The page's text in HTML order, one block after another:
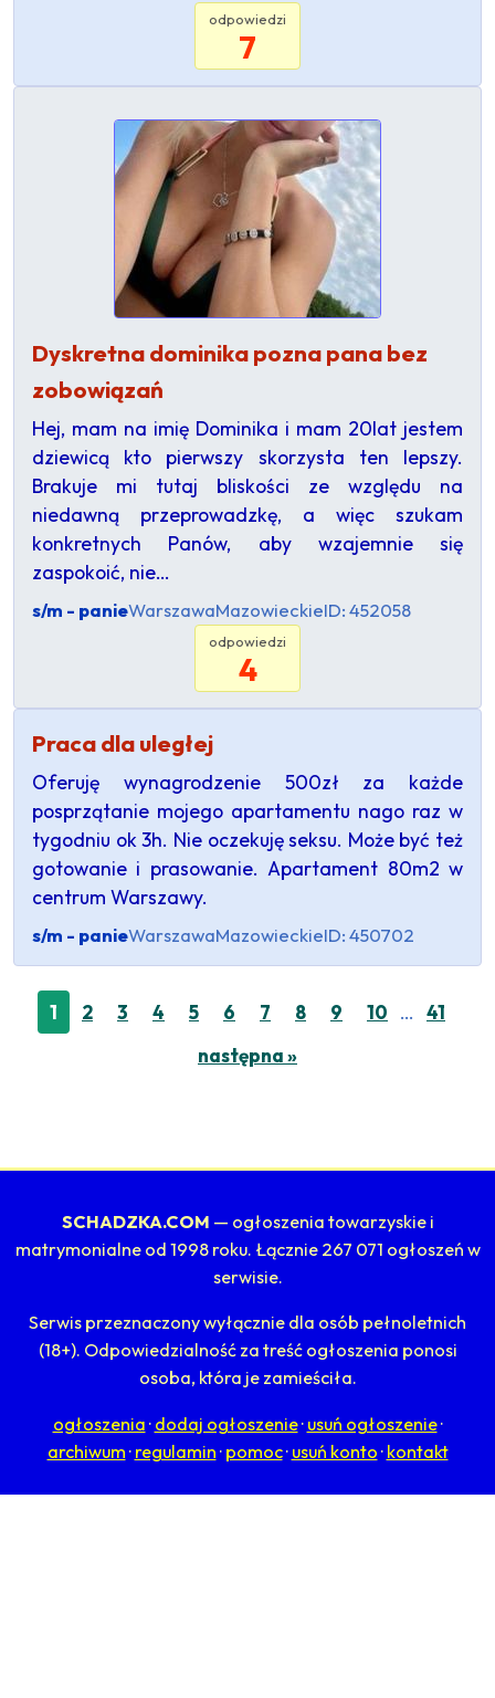
odpowiedzi
7
Dyskretna dominika pozna pana bez
zobowiązań
Hej, mam na imię Dominika i mam 20lat jestem
dziewicą kto pierwszy skorzysta ten lepszy.
Brakuje mi tutaj bliskości ze względu na
niedawną przeprowadzkę, a więc szukam
konkretnych Panów, aby wzajemnie się
zaspokoić, nie…
s/m - panieWarszawaMazowieckieID: 452058
odpowiedzi
4
Praca dla uległej
Oferuję wynagrodzenie 500zł za każde
posprzątanie mojego apartamentu nago raz w
tygodniu ok 3h. Nie oczekuję seksu. Może być też
gotowanie i prasowanie. Apartament 80m2 w
centrum Warszawy.
s/m - panieWarszawaMazowieckieID: 450702
1 2 3 4 5 6 7 8 9 10 …
41
następna »
SCHADZKA.COM — ogłoszenia towarzyskie i
matrymonialne od 1998 roku. Łącznie 267 071 ogłoszeń w
serwisie.
Serwis przeznaczony wyłącznie dla osób pełnoletnich
(18+). Odpowiedzialność za treść ogłoszenia ponosi
osoba, która je zamieściła.
ogłoszenia · dodaj ogłoszenie· usuń ogłoszenie·
archiwum · regulamin · pomoc· usuń konto · kontakt